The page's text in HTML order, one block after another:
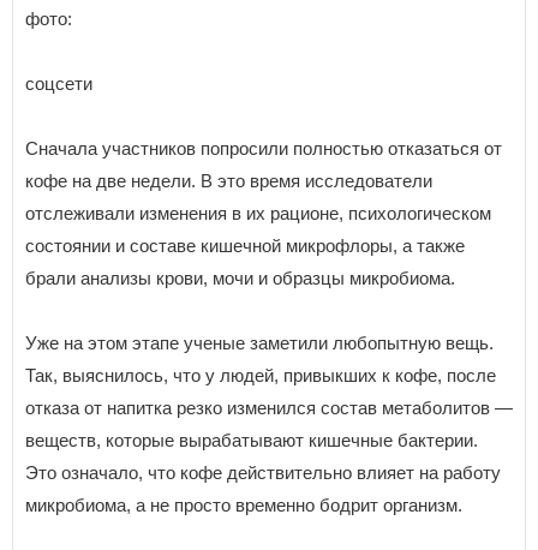
фото:
соцсети
Сначала участников попросили полностью отказаться от
кофе на две недели. В это время исследователи
отслеживали изменения в их рационе, психологическом
состоянии и составе кишечной микрофлоры, а также
брали анализы крови, мочи и образцы микробиома.
Уже на этом этапе ученые заметили любопытную вещь.
Так, выяснилось, что у людей, привыкших к кофе, после
отказа от напитка резко изменился состав метаболитов —
веществ, которые вырабатывают кишечные бактерии.
Это означало, что кофе действительно влияет на работу
микробиома, а не просто временно бодрит организм.